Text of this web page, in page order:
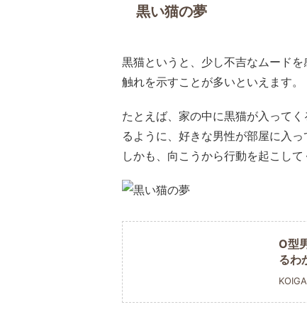
黒い猫の夢
黒猫というと、少し不吉なムード
触れを示すことが多いといえます。
たとえば、家の中に黒猫が入って
るように、好きな男性が部屋に入
しかも、向こうから行動を起こして
O型
るわ